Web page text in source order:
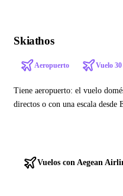
Skiathos
Aeropuerto Vuelo
Tiene aeropuerto: el vuelo
directos o con una escala desde
Vuelos con Aegean